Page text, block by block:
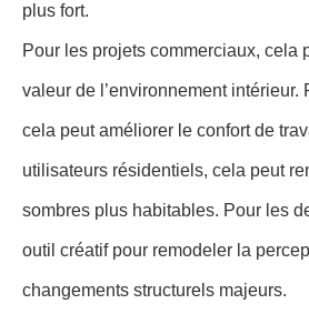
plus fort.
Pour les projets commerciaux, cela
valeur de l’environnement intérieur.
cela peut améliorer le confort de
utilisateurs résidentiels, cela peut
sombres plus habitables. Pour les
outil créatif pour remodeler la
changements structurels majeurs.